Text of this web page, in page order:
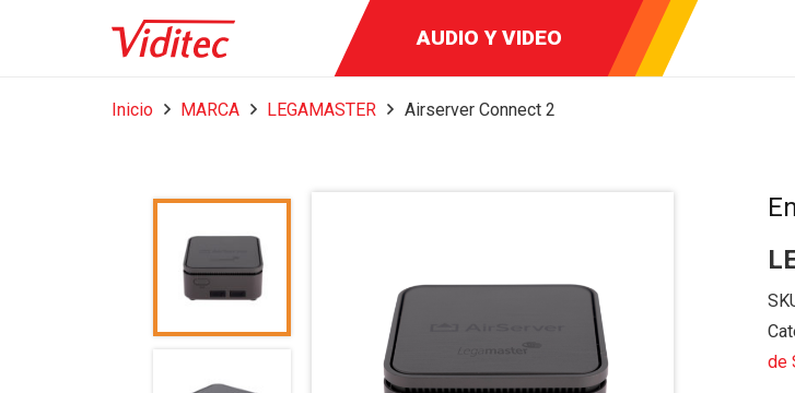
AUDIO Y VIDEO
BROADCAST
INSTRUMENTOS DE
MEDICIÓN
Inicio MARCA LEGAMASTER Airserver Connect 2
de